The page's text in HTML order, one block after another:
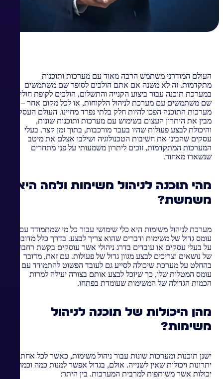
העולם המודרני משתמש הרבה מאוד עם מערכות ותוכנות
מתקדמות. זה לא משנה אם אתם הולכים לסופר שם משתמשים
במערכת תוכנה עבור ביצוע הקנייה והתשלום, הולכים לקופת חולים
שם משתמשים עם מערכת לניהול הלקוחות, או לכל מקום אחר –
מערכות התוכנה הפכו להיות חלק בלתי נפרד מחיינו. העולם העסקי
מבין את היתרון העצום בשימוש עם מערכות ותוכנות שונות,
והיכולת לבצע פעולות שהיו בעבר מורכבות, בתוך זמן קצר. בעלי
עסקים שהבינו את חשיבות הטכנולוגיה ושילבו אצלם את מיטב
המערכות המתקדמות, זוכים ליתרון משמעותי על פני מתחרים
שנשארו מאחור.
מהי תוכנה לניהול משימות ולמה היא
משמשת?
מערכת לניהול משימות היא כלי שימושי עבור כל מי שמתמודד עם
עומס גדול של משימות ודברים שהוא צריך לבצע. בדרך כלל מדובר
על בעלי עסקים או עובדים בדרג ניהולי אשר עוסקים בקשת רחבה
של נושאים וצריכים לבצע מגוון גדול של פעולות. עם זאת, מדובר
בהחלט על מערכת שיכולה לסייע גם לעובד הפשוט להתמודד עם
עומס המטלות שלו, כך שיוכל לבצע אותם בצורה יעילה למרות
הכמות הגדולה של המשימות שעומדת בפתחו.
מהן היכולות של תוכנה לניהול
משימות?
ישנן תוכנות ומערכות שונות עבור ניהול משימות, כאשר לכל אחת
יתרונות ויכולות שאין לשנייה. אולם, בגדול אפשר למנות כמה וכמה
יכולות אשר משותפות למרבית המערכות. בין היתר: